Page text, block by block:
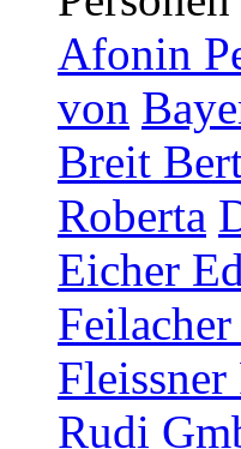
Afonin
von
Breit
Roberta
Eicher
Rudi